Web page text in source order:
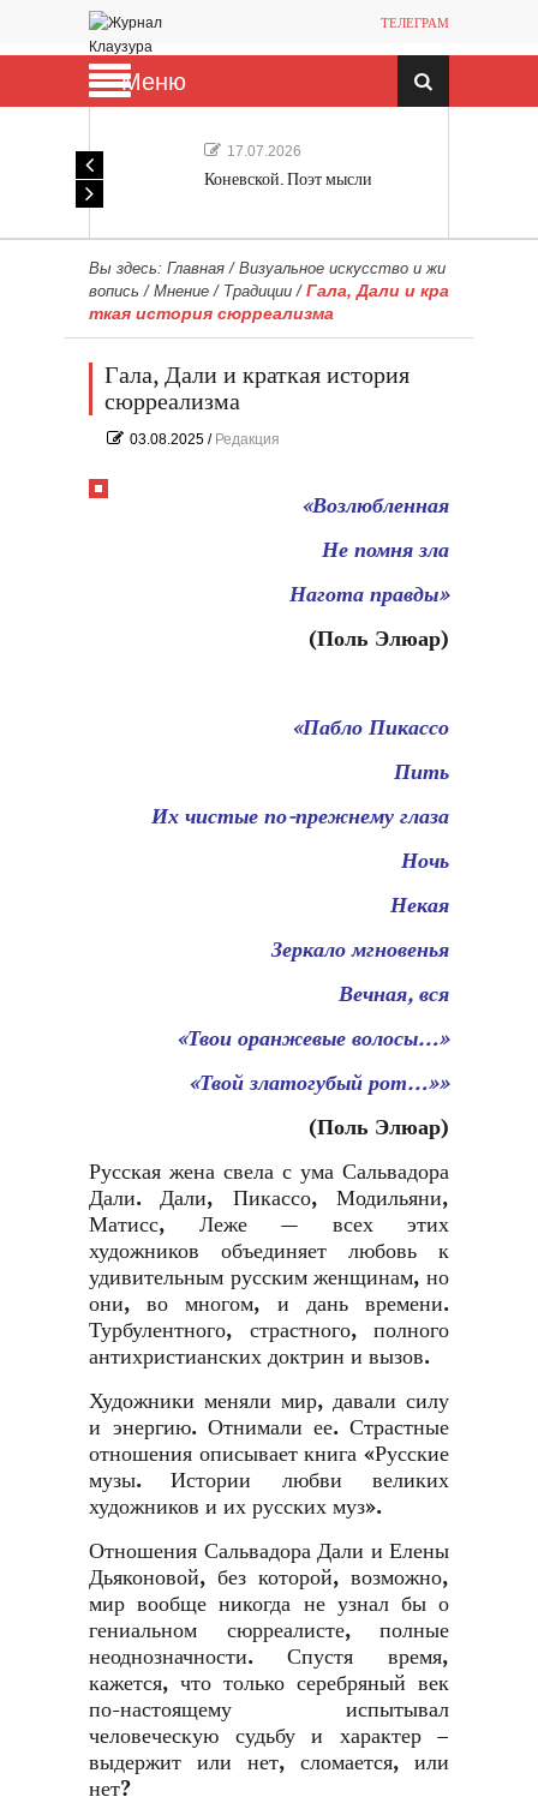
ТЕЛЕГРАМ
Меню
17.07.2026
Коневской. Поэт мысли
Вы здесь: Главная / Визуальное искусство и жи
вопись / Мнение / Традиции / Гала, Дали и кра
ткая история сюрреализма
Гала, Дали и краткая история
сюрреализма
03.08.2025 / Редакция
«Возлюбленная
Не помня зла
Нагота правды»
(Поль Элюар)
«Пабло Пикассо
Пить
Их чистые по-прежнему глаза
Ночь
Некая
Зеркало мгновенья
Вечная, вся
«Твои оранжевые волосы…»
«Твой златогубый рот…»»
(Поль Элюар)
Русская жена свела с ума Сальвадора
Дали. Дали, Пикассо, Модильяни,
Матисс, Леже — всех этих
художников объединяет любовь к
удивительным русским женщинам, но
они, во многом, и дань времени.
Турбулентного, страстного, полного
антихристианских доктрин и вызов.
Художники меняли мир, давали силу
и энергию. Отнимали ее. Страстные
отношения описывает книга «Русские
музы. Истории любви великих
художников и их русских муз».
Отношения Сальвадора Дали и Елены
Дьяконовой, без которой, возможно,
мир вообще никогда не узнал бы о
гениальном сюрреалисте, полные
неоднозначности. Спустя время,
кажется, что только серебряный век
по-настоящему испытывал
человеческую судьбу и характер –
выдержит или нет, сломается, или
нет?